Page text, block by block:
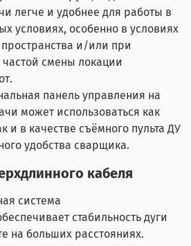
легче и удобнее для работы в
условиях, особенно в условиях
и/или при
смены локации
панель управления на
может использоваться как
и в качестве съёмного пульта ДУ
удобства сварщика.
кабеля
система
стабильность дуги
на больших расстояниях.